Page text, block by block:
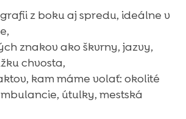
z boku aj spredu, ideálne v
znakov ako škvrny, jazvy,
chvosta,
kam máme volať: okolité
útulky, mestská